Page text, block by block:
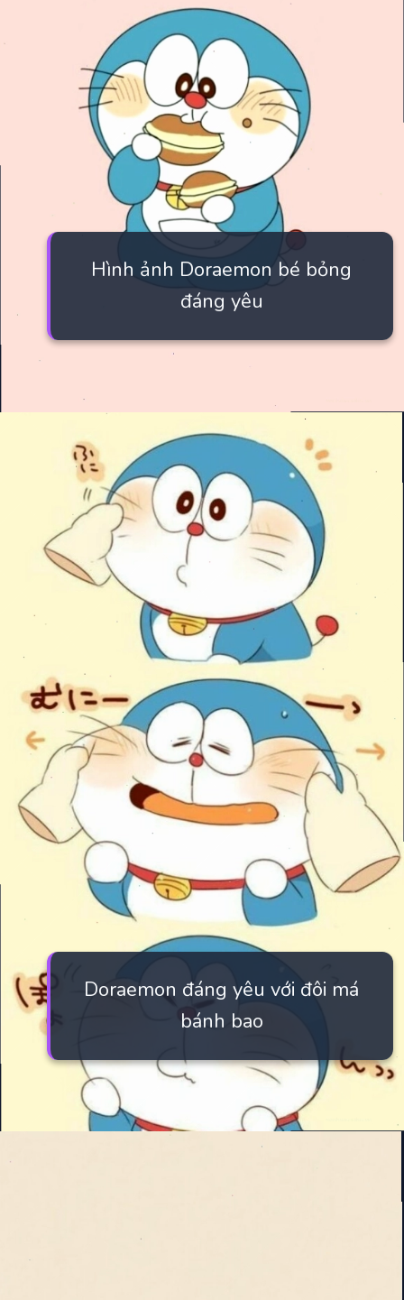
Hình ảnh Doraemon bé bỏng
đáng yêu
Đang mở
Doraemon đáng yêu với đôi má
bánh bao